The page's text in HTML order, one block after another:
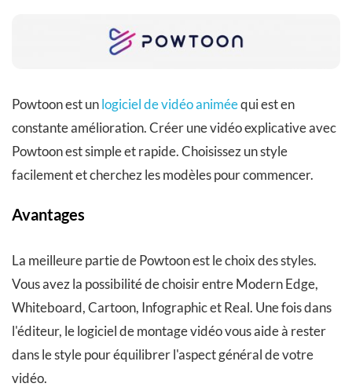
Powtoon est unlogiciel de vidéo animéequi est en
constante amélioration. Créer une vidéo explicative avec
Powtoon est simple et rapide. Choisissez un style
facilement et cherchez les modèles pour commencer.
Avantages
La meilleure partie de Powtoon est le choix des styles.
Vous avez la possibilité de choisir entre Modern Edge,
Whiteboard, Cartoon, Infographic et Real. Une fois dans
l'éditeur, le logiciel de montage vidéo vous aide à rester
dans le style pour équilibrer l'aspect général de votre
vidéo.